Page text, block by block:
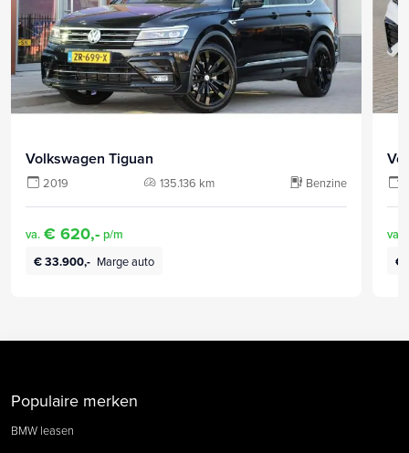
Volkswagen Tiguan
2019 135.136 km Benzine
va. € 620,- p/m
€ 33.900,- Marge auto
va.
€
Populaire merken
BMW leasen